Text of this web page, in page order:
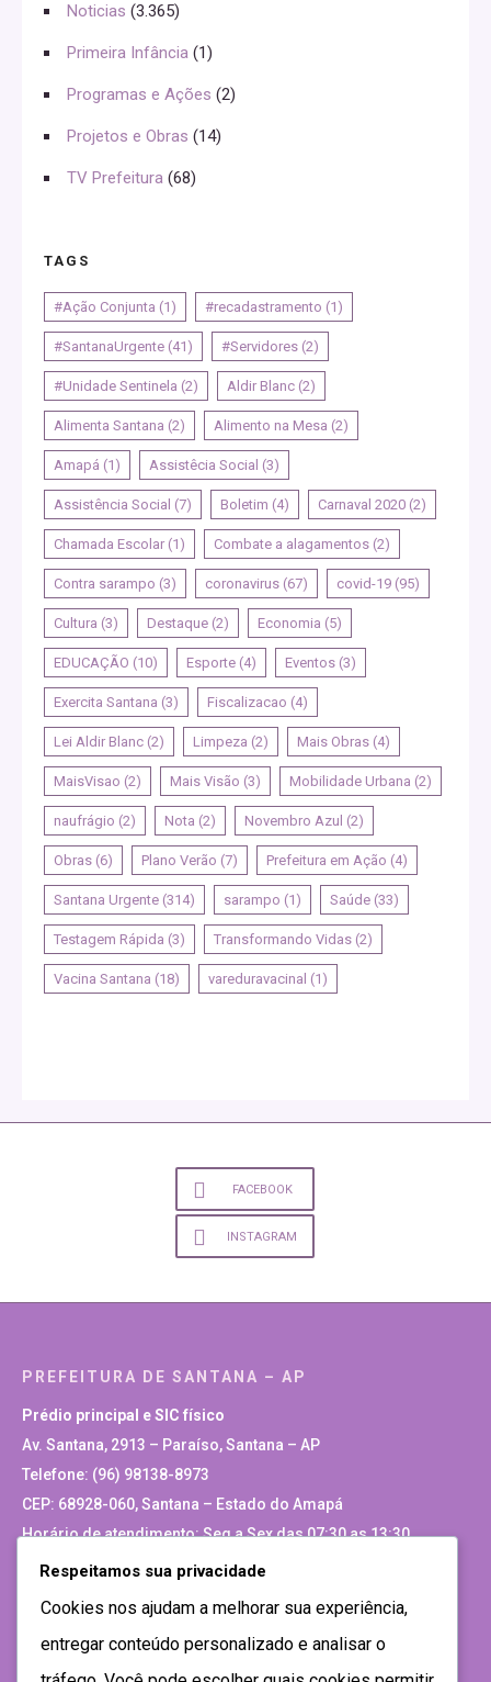
Noticias (3.365)
Primeira Infância (1)
Programas e Ações (2)
Projetos e Obras (14)
TV Prefeitura (68)
TAGS
#Ação Conjunta (1) #recadastramento (1)
#SantanaUrgente (41) #Servidores (2)
#Unidade Sentinela (2) Aldir Blanc (2)
Alimenta Santana (2) Alimento na Mesa (2)
Amapá (1) Assistêcia Social (3)
Assistência Social (7) Boletim (4) Carnaval 2020 (2)
Chamada Escolar (1) Combate a alagamentos (2)
Contra sarampo (3) coronavirus (67) covid-19 (95)
Cultura (3) Destaque (2) Economia (5)
EDUCAÇÃO (10) Esporte (4) Eventos (3)
Exercita Santana (3) Fiscalizacao (4)
Lei Aldir Blanc (2) Limpeza (2) Mais Obras (4)
MaisVisao (2) Mais Visão (3) Mobilidade Urbana (2)
naufrágio (2) Nota (2) Novembro Azul (2)
Obras (6) Plano Verão (7) Prefeitura em Ação (4)
Santana Urgente (314) sarampo (1) Saúde (33)
Testagem Rápida (3) Transformando Vidas (2)
Vacina Santana (18) vareduravacinal (1)
FACEBOOK
INSTAGRAM
PREFEITURA DE SANTANA – AP
Prédio principal e SIC físico
Av. Santana, 2913 – Paraíso, Santana – AP
Telefone: (96) 98138-8973
CEP: 68928-060, Santana – Estado do Amapá
Horário de atendimento: Seg a Sex das 07:30 as 13:30
Site Antigo
Respeitamos sua privacidade
Cookies nos ajudam a melhorar sua experiência,
entregar conteúdo personalizado e analisar o